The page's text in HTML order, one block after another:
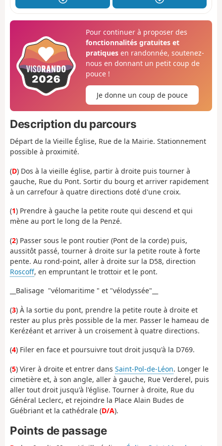
Pour continuer à proposer des
fonctionnalités gratuites et
pratiquesen randonnée, soutenez-
nous en donnant un petit coup de
pouce !
Je donne un coup de pouce
Description du parcours
Départ de la Vieille Église, Rue de la Mairie. Stationnement
possible à proximité.
(D) Dos à la vieille église, partir à droite puis tourner à
gauche, Rue du Pont. Sortir du bourg et arriver rapidement
à un carrefour à quatre directions doté d'une croix.
(1) Prendre à gauche la petite route qui descend et qui
mène au port le long de la Penzé.
(2) Passer sous le pont routier (Pont de la corde) puis,
aussitôt passé, tourner à droite sur la petite route à forte
pente. Au rond-point, aller à droite sur la D58, direction
Roscoff, en empruntant le trottoir et le pont.
__Balisage "vélomaritime " et "vélodyssée"__
(3) À la sortie du pont, prendre la petite route à droite et
rester au plus près possible de la mer. Passer le hameau de
Kerézéant et arriver à un croisement à quatre directions.
(4) Filer en face et poursuivre tout droit jusqu'à la D769.
(5) Virer à droite et entrer dans Saint-Pol-de-Léon. Longer le
cimetière et, à son angle, aller à gauche, Rue Verderel, puis
aller tout droit jusqu'à l'église. Tourner à droite, Rue du
Général Leclerc, et rejoindre la Place Alain Budes de
Guébriant et la cathédrale (D/A).
Points de passage